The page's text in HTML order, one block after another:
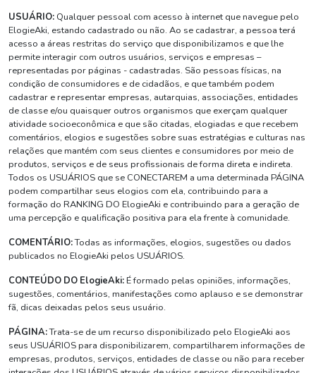
USUÁRIO: Qualquer pessoal com acesso à internet que navegue pelo
ElogieAki, estando cadastrado ou não. Ao se cadastrar, a pessoa terá
acesso a áreas restritas do serviço que disponibilizamos e que lhe
permite interagir com outros usuários, serviços e empresas –
representadas por páginas - cadastradas. São pessoas físicas, na
condição de consumidores e de cidadãos, e que também podem
cadastrar e representar empresas, autarquias, associações, entidades
de classe e/ou quaisquer outros organismos que exerçam qualquer
atividade socioeconômica e que são citadas, elogiadas e que recebem
comentários, elogios e sugestões sobre suas estratégias e culturas nas
relações que mantém com seus clientes e consumidores por meio de
produtos, serviços e de seus profissionais de forma direta e indireta.
Todos os USUÁRIOS que se CONECTAREM a uma determinada PÁGINA
podem compartilhar seus elogios com ela, contribuindo para a
formação do RANKING DO ElogieAki e contribuindo para a geração de
uma percepção e qualificação positiva para ela frente à comunidade.
COMENTÁRIO:Todas as informações, elogios, sugestões ou dados
publicados no ElogieAki pelos USUÁRIOS.
CONTEÚDO DO ElogieAki:É formado pelas opiniões, informações,
sugestões, comentários, manifestações como aplauso e se demonstrar
fã, dicas deixadas pelos seus usuário.
PÁGINA:Trata-se de um recurso disponibilizado pelo ElogieAki aos
seus USUÁRIOS para disponibilizarem, compartilharem informações de
empresas, produtos, serviços, entidades de classe ou não para receber